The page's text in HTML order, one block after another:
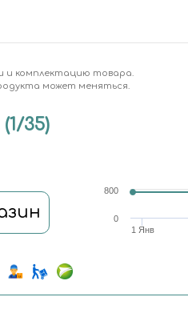
и комплектацию товара.
может меняться.
35)
1 Янв
0
800